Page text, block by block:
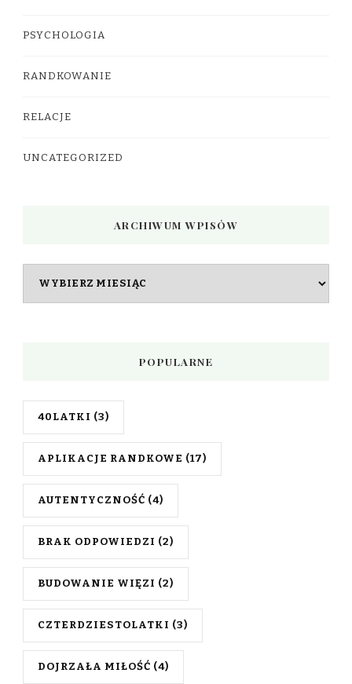
PSYCHOLOGIA
RANDKOWANIE
RELACJE
UNCATEGORIZED
ARCHIWUM WPISÓW
POPULARNE
40LATKI (3)
APLIKACJE RANDKOWE (17)
AUTENTYCZNOŚĆ (4)
BRAK ODPOWIEDZI (2)
BUDOWANIE WIĘZI (2)
CZTERDZIESTOLATKI (3)
DOJRZAŁA MIŁOŚĆ (4)